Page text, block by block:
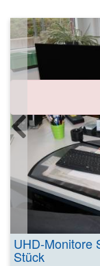
UHD-Monitore
Stück